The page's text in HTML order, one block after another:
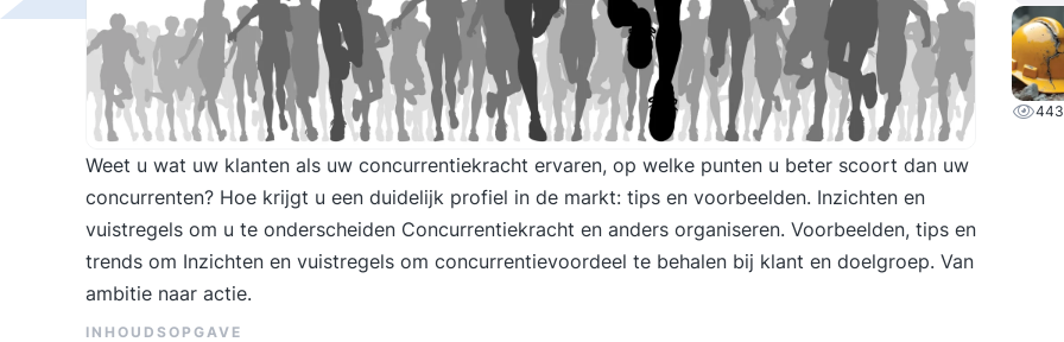
Weet u wat uw klanten als uw concurrentiekracht ervaren, op welke punten u beter scoort dan uw
concurrenten? Hoe krijgt u een duidelijk profiel in de markt: tips en voorbeelden. Inzichten en
vuistregels om u te onderscheiden Concurrentiekracht en anders organiseren. Voorbeelden, tips en
trends om Inzichten en vuistregels om concurrentievoordeel te behalen bij klant en doelgroep. Van
ambitie naar actie.
INHOUDSOPGAVE
443